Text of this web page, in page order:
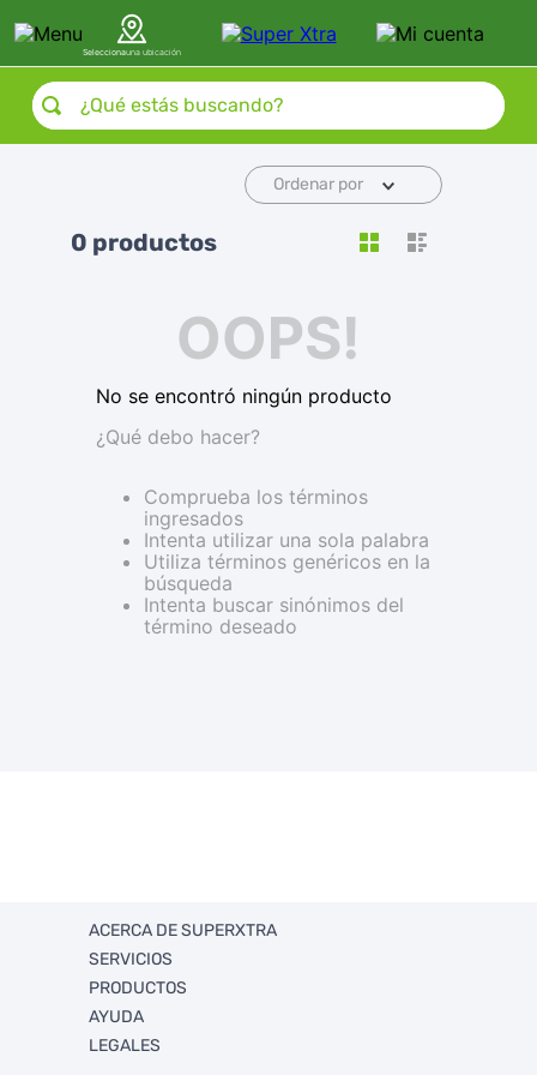
Seleccionauna ubicación
¿Qué estás buscando?
Ordenar por
0 productos
OOPS!
No se encontró ningún producto
¿Qué debo hacer?
Comprueba los términos
ingresados
Intenta utilizar una sola palabra
Utiliza términos genéricos en la
búsqueda
Intenta buscar sinónimos del
término deseado
ACERCA DE SUPERXTRA
Quienes somos
Trabaja con Nosotros
Sucursales
RSE
SERVICIOS
FullXtra
FullXperiencias Únicas
Ventas Corporativas
PRODUCTOS
Ahorro
Departamentos
AYUDA
Politica de envios y retorno
LEGALES